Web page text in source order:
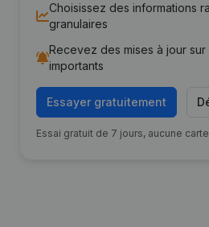
Choisissez des informations
granulaires
Recevez des mises à jour
importants
Essayer gratuitement
Essai gratuit de 7 jours, aucune